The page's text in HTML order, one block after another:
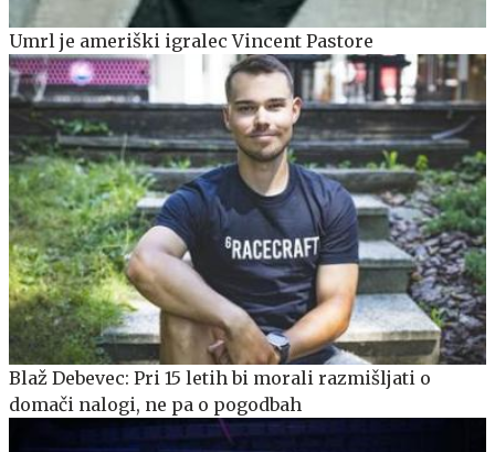
Umrl je ameriški igralec Vincent Pastore
Blaž Debevec: Pri 15 letih bi morali razmišljati o
domači nalogi, ne pa o pogodbah